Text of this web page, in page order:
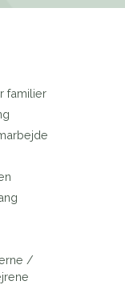
familier
/